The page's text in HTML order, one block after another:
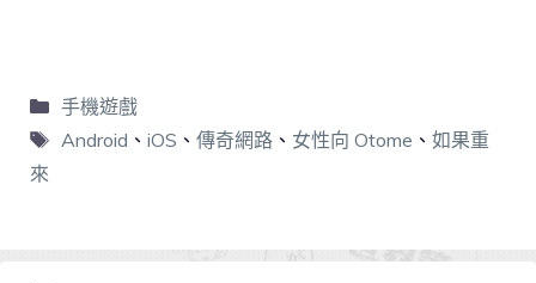
手機遊戲
Android 、 iOS 、 傳奇網路、 女性向 Otome 、 如果重
來